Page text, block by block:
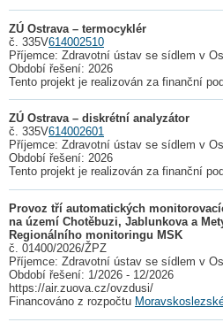
ZÚ Ostrava – termocyklér
č. 335V614002510
Příjemce: Zdravotní ústav se sídlem v
Období řešení: 2026
Tento projekt je realizován za finanční
ZÚ Ostrava – diskrétní analyzátor
č. 335V614002601
Příjemce: Zdravotní ústav se sídlem v
Období řešení: 2026
Tento projekt je realizován za finanční
Provoz tří automatických
na území Chotěbuzi, Jablunkova a
Regionálního monitoringu MSK
č. 01400/2026/ŽPZ
Příjemce: Zdravotní ústav se sídlem v
Období řešení: 1/2026 - 12/2026
https://air.zuova.cz/ovzdusi/
Financováno z rozpočtu